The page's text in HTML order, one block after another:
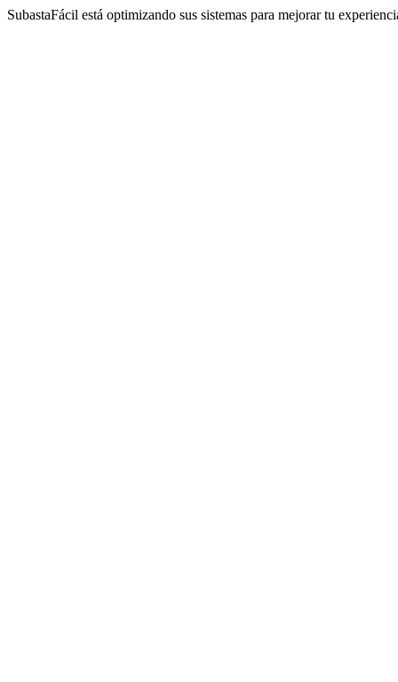
SubastaFácil está optimizando sus sistemas para mejorar tu